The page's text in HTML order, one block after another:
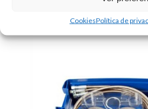
CookiesPolítica de